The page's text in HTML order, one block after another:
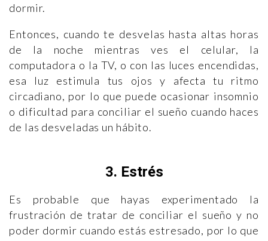
dormir.
Entonces, cuando te desvelas hasta altas horas
de la noche mientras ves el celular, la
computadora o la TV, o con las luces encendidas,
esa luz estimula tus ojos y afecta tu ritmo
circadiano, por lo que puede ocasionar insomnio
o dificultad para conciliar el sueño cuando haces
de las desveladas un hábito.
3. Estrés
Es probable que hayas experimentado la
frustración de tratar de conciliar el sueño y no
poder dormir cuando estás estresado, por lo que